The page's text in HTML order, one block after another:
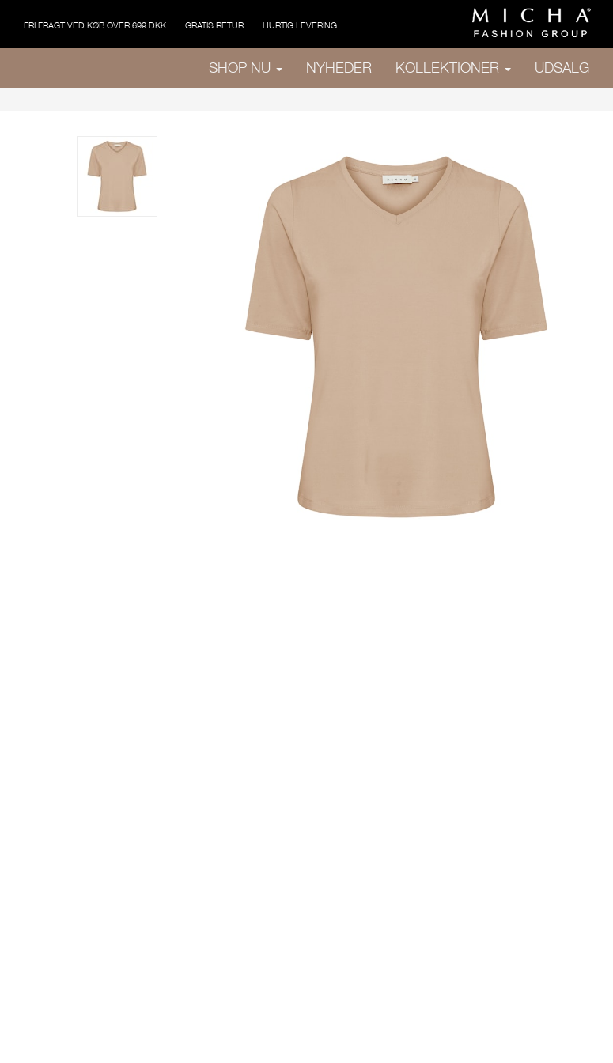
FRI FRAGT VED KØB OVER 699 DKK GRATIS RETUR HURTIG LEVERING
SHOP NU NYHEDER KOLLEKTIONER UDSALG